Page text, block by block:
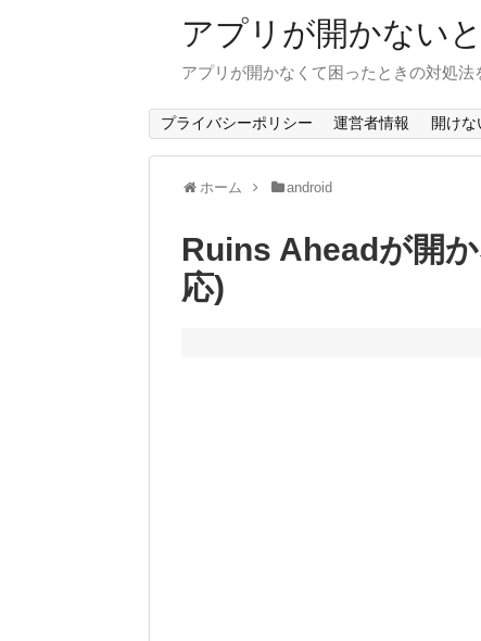
アプリが開かない
アプリが開かなくて困ったときの対処法
プライバシーポリシー 運営者情報 開けな
ホーム android
Ruins Aheadが開
応)